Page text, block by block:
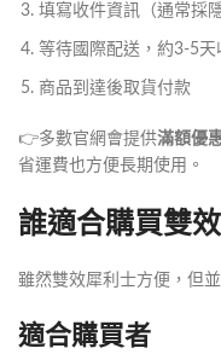
填寫收件資訊（通常採
等待國際配送，約3-5天
商品到達後取貨付款
👉多數官網會提供滿額優
省運費也方便長期使用。
誰適合購買雙
雖然雙效犀利士方便，但
適合購買者